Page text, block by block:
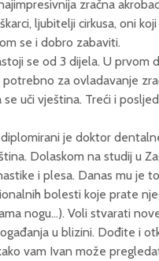
zračna
ljubitelji cirkusa, oni
se i dobro zabaviti.
se od 3 dijela. U
za ovladavanje
se uči vještina. Treći i
je doktor
Dolaskom na studij u
i plesa. Danas mu je
bolesti koje prate
nogu…). Voli stvarati
u blizini. Dođite i
vam Ivan može